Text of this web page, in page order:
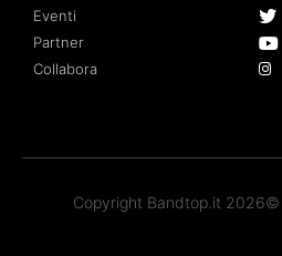
Eventi
Partner
Collabora
Copyright Bandtop.it 2026©